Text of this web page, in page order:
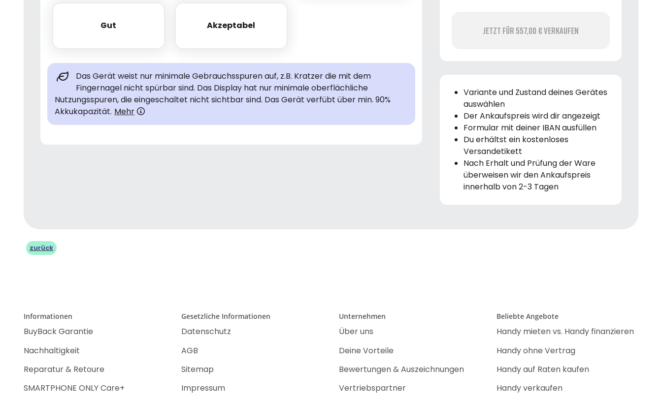
Gut
Gut Akzeptabel
Akzeptabel
Das Gerät weist nur minimale Gebrauchsspuren auf, z.B. Kratzer die mit dem
Fingernagel nicht spürbar sind. Das Display hat nur minimale oberflächliche
Nutzungsspuren, die eingeschaltet nicht sichtbar sind. Das Gerät verfübt über min. 90%
Akkukapazität. Mehr
Jetzt für 557,00 € verkaufen
Variante und Zustand deines Gerätes
auswählen
Der Ankaufspreis wird dir angezeigt
Formular mit deiner IBAN ausfüllen
Du erhältst ein kostenloses
Versandetikett
Nach Erhalt und Prüfung der Ware
überweisen wir den Ankaufspreis
innerhalb von 2-3 Tagen
zurück
Informationen
BuyBack Garantie
Nachhaltigkeit
Reparatur & Retoure
SMARTPHONE ONLY Care+
Gesetzliche Informationen
Datenschutz
AGB
Sitemap
Impressum
Unternehmen
Über uns
Deine Vorteile
Bewertungen & Auszeichnungen
Vertriebspartner
Beliebte Angebote
Handy mieten vs. Handy finanzieren
Handy ohne Vertrag
Handy auf Raten kaufen
Handy verkaufen